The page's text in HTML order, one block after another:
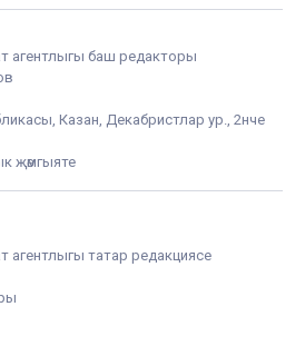
агентлыгы баш редакторы
Казан, Декабристлар ур., 2нче
җәмгыяте
агентлыгы татар редакциясе